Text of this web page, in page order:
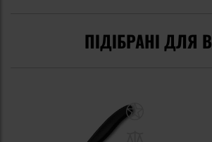
ПІДІБРАНІ ДЛЯ